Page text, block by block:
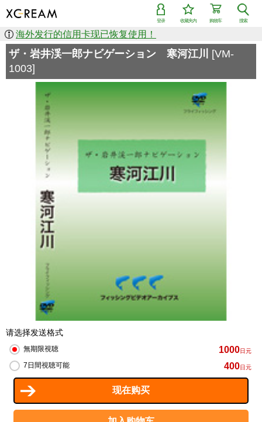
搜索
购物车
收藏夹内
登录
海外发行的信用卡现已恢复使用！
ザ・岩井渓一郎ナビゲーション 寒河江川 [VM-
1003]
请选择发送格式
無期限視聴 1000日元
7日間視聴可能 400日元